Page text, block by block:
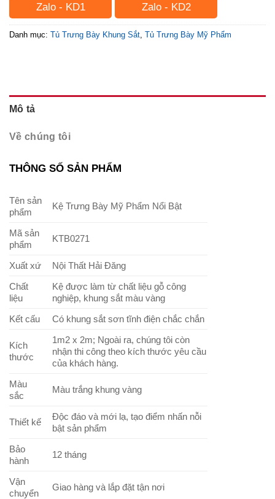
Zalo - KD1 Zalo - KD2
Danh mục: Tủ Trưng Bày Khung Sắt Tủ Trưng Bày Mỹ Phẩm
Mô tả
Về chúng tôi
THÔNG SỐ SẢN PHẨM
Tên sản
phẩm
Kệ Trưng Bày Mỹ Phẩm Nổi Bật
Mã sản
phẩm
KTB0271
Xuất xứ
Nội Thất Hải Đăng
Chất
liệu
Kệ được làm từ chất liệu gỗ công
nghiệp, khung sắt màu vàng
Kết cấu
Có khung sắt sơn tĩnh điện chắc chắn
Kích
thước
1m2 x 2m; Ngoài ra, chúng tôi còn
nhận thi công theo kích thước yêu cầu
của khách hàng.
Màu
sắc
Màu trắng khung vàng
Thiết kế
Độc đáo và mới lạ, tạo điểm nhấn nỗi
bật sản phẩm
Bảo
hành
12 tháng
Vận
chuyển
Giao hàng và lắp đặt tận nơi